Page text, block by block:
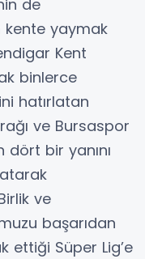
de
kente yaymak
Kent
binlerce
hatırlatan
ve Bursaspor
dört bir yanını
ve
başarıdan
ettiği Süper Lig’e